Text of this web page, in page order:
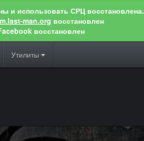
и использовать СРЦ восстановлена.
m.last-man.org восстановлен
восстановлен
Утилиты